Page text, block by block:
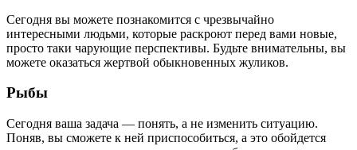
Сегодня вы можете познакомится с чрезвычайно
интересными людьми, которые раскроют перед вами новые,
просто таки чарующие перспективы. Будьте внимательны, вы
можете оказаться жертвой обыкновенных жуликов.
Рыбы
Сегодня ваша задача — понять, а не изменить ситуацию.
Поняв, вы сможете к ней приспособиться, а это обойдется